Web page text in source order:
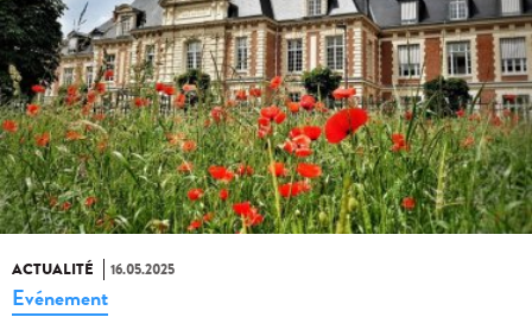
ACTUALITÉ 16.05.2025
Evénement